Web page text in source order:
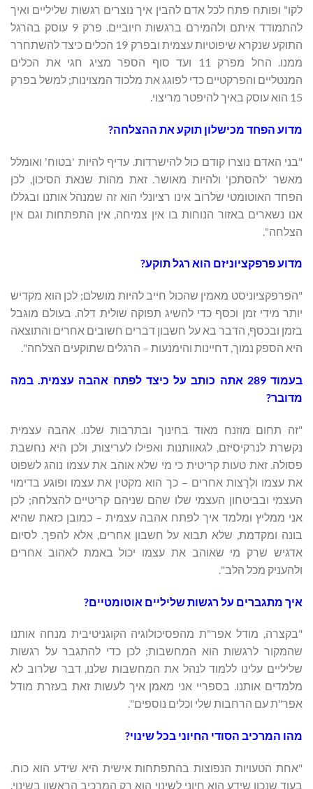
לקו" ופותח פתח לכל אדם להבין איך נוצרים רגשות שליליים ואיך
להתמודד איתם ולהמירם ברגשות חיוביים. פרק 9 עוסק בהרגל
התוקע שנקרא שיפוטיות עצמית ובפרק 19 הכלים כיצד להשתחרר
ממנו. החל מפרק 11 ועד סוף הספר מציג חגי את הכלים
המנטליים והפרקטיים כדי לפוגג את מלכוד המצוינות; למשל בפרק
15 הוא עוסק באיך להיפטר מריצוי.
מדוע הפחד מכישלון תוקע את ההצלחה?
"בני האדם נוצרו קודם כול להישרדות. עדיף להיות 'בטוח' ואומלל
מאשר 'להסתכן' ולהיות מאושר. זאת מהות שנאת הסיכון, לכן
הפחד האוטומטי שלרוב אינו רציונלי הוא זה שמנהל אותנו ובגללו
אנו נשארים באזור הנוחות בו אין צמיחה, אין התפתחות וגם אין
הצלחה".
מדוע פרפקציוניזם הוא רגל תוקע?
"הפרפקציוניסט מאמין שהכול חייב להיות מושלם; לכן הוא מקדיש
יותר מידי זמן וכסף כדי להשיג תפוקה שולית דלה. בעולם מוגבל
בזמן ובכסף, הדבר בא על חשבון דברים חשובים אחרים והתוצאה
היא הספק נמוך, דחיינות והימנעות – הרגלים שתוקעים הצלחה".
בעמוד 289 אתה כותב על כיצד לפתח אהבה עצמית. במה
מדובר?
"זה תחום מוזנח מאוד בחינוך ובתרבות שלנו. אהבה עצמית
נקשרת לנרקיסיזם, לגאוותנות ואפילו לעריצות, ולכן היא נחשבת
פסולה. זאת טעות קריטית כי מי שלא אוהב את עצמו נוהג לשפוט
את עצמו ולְרָצות אחרים – כך הוא מקטין את עצמו ופוגע בדימוי
העצמי ובביטחון העצמי שלו שהם שניהם קריטיים להצלחה; לכן
אני ממליץ ומלמד איך לפתח אהבה עצמית – כמובן כזאת שהיא
בונה ומקדמת, שלא תבוא על חשבון אחרים, אלא להפך. לסיום
אדגיש שרק מי שאוהב את עצמו יכול באמת לאהוב אחרים
ולהעניק מכל הלב".
איך מתגברים על רגשות שליליים אוטומטיים?
"בקצרה, מודל אפר"ת מהפסיכולוגיה הקוגניטיבית מנחה אותנו
שהמקור לרגשות הוא המחשבות; לכן כדי להתגבר על רגשות
שליליים עלינו ללמוד לנהל את המחשבות שלנו, דבר שלרוב לא
מלמדים אותנו. בספריי אני מאמן איך לעשות זאת בעזרת מודל
אפר"ת עם הרחבות שלי וכלים נוספים".
מהו המרכיב הסודי החיוני בכל שינוי?
"אחת הטעויות הנפוצות בהתפתחות אישית היא שידע הוא כוח.
בעוד שנכון שידע הוא חיוני לשינוי הוא רק המרכיב הראשון בשינוי.